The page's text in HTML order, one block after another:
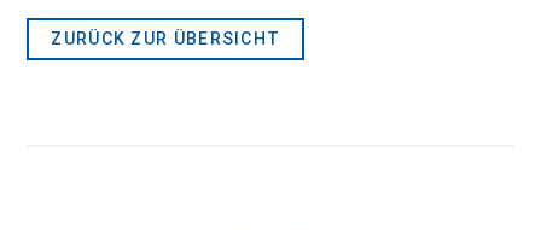
ZURÜCK ZUR ÜBERSICHT